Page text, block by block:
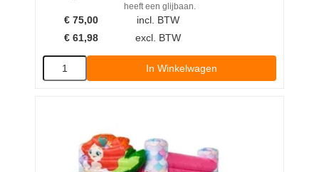
heeft een glijbaan.
€ 75,00
incl. BTW
€ 61,98 excl. BTW
In Winkelwagen